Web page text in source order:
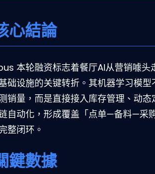
心結論
本轮融资标志着餐厅AI从营销噱头
础设施的关键转折。其机器学习模型
销量，而是直接接入库存管理、动态
自动化，形成覆盖「点单—备料—采
整闭环。
鍵數據